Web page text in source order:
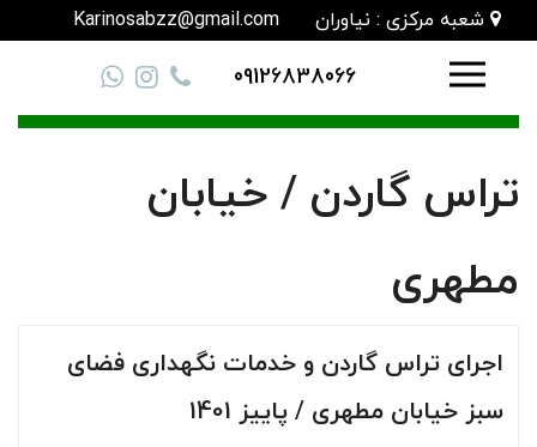
شعبه مرکزی : نیاوران Karinosabzz@gmail.com
09126838066
تراس گاردن / خیابان
مطهری
اجرای تراس گاردن و خدمات نگهداری فضای
سبز خیابان مطهری / پاییز 1401